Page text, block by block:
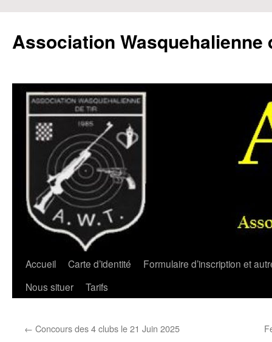
contenu
Association Wasquehalienne
Accueil Carte d’identité
Formulaire d’inscription et
Nous situer
Tarifs
← Concours des 4 clubs le 21 Juin 2025